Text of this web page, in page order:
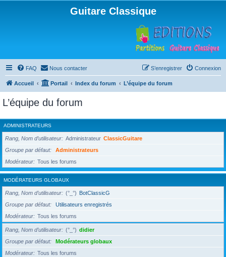
Guitare Classique
FAQ Nous contacter Connexion
S’enregistrer
Accueil Portail Index du forum L’équipe du forum
L’équipe du forum
ADMINISTRATEURS
Rang, Nom d’utilisateur Administrateur ClassicGuitare
Groupe par défaut
Administrateurs
Modérateur
Tous les forums
MODÉRATEURS GLOBAUX
Rang, Nom d’utilisateur (°_°) BotClassicG
Groupe par défaut
Utilisateurs enregistrés
Modérateur
Tous les forums
Rang, Nom d’utilisateur (°_°) didier
Groupe par défaut
Modérateurs globaux
Modérateur
Tous les forums